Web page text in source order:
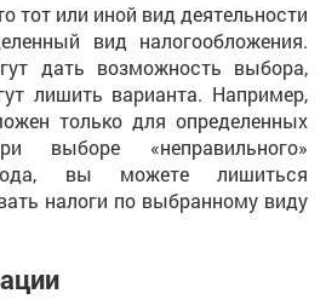
тот или иной вид деятельности
вид налогообложения.
дать возможность выбора,
лишить варианта. Например,
только для определенных
выборе «неправильного»
кода, вы можете лишиться
налоги по выбранному виду